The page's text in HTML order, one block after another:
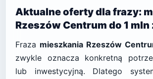
Aktualne oferty dla frazy:
Rzeszów Centrum do 1 mln
Fraza mieszkania Rzeszów
zwykle oznacza konkretną
lub inwestycyjną. Dlatego